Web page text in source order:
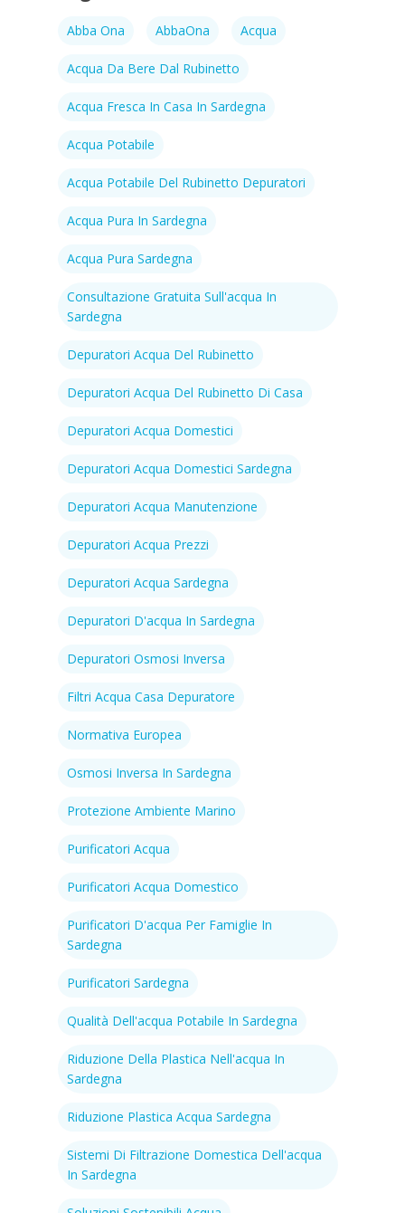
Abba Ona AbbaOna Acqua
Acqua Da Bere Dal Rubinetto
Acqua Fresca In Casa In Sardegna
Acqua Potabile
Acqua Potabile Del Rubinetto Depuratori
Acqua Pura In Sardegna
Acqua Pura Sardegna
Consultazione Gratuita Sull'acqua In
Sardegna
Depuratori Acqua Del Rubinetto
Depuratori Acqua Del Rubinetto Di Casa
Depuratori Acqua Domestici
Depuratori Acqua Domestici Sardegna
Depuratori Acqua Manutenzione
Depuratori Acqua Prezzi
Depuratori Acqua Sardegna
Depuratori D'acqua In Sardegna
Depuratori Osmosi Inversa
Filtri Acqua Casa Depuratore
Normativa Europea
Osmosi Inversa In Sardegna
Protezione Ambiente Marino
Purificatori Acqua
Purificatori Acqua Domestico
Purificatori D'acqua Per Famiglie In
Sardegna
Purificatori Sardegna
Qualità Dell'acqua Potabile In Sardegna
Riduzione Della Plastica Nell'acqua In
Sardegna
Riduzione Plastica Acqua Sardegna
Sistemi Di Filtrazione Domestica Dell'acqua
In Sardegna